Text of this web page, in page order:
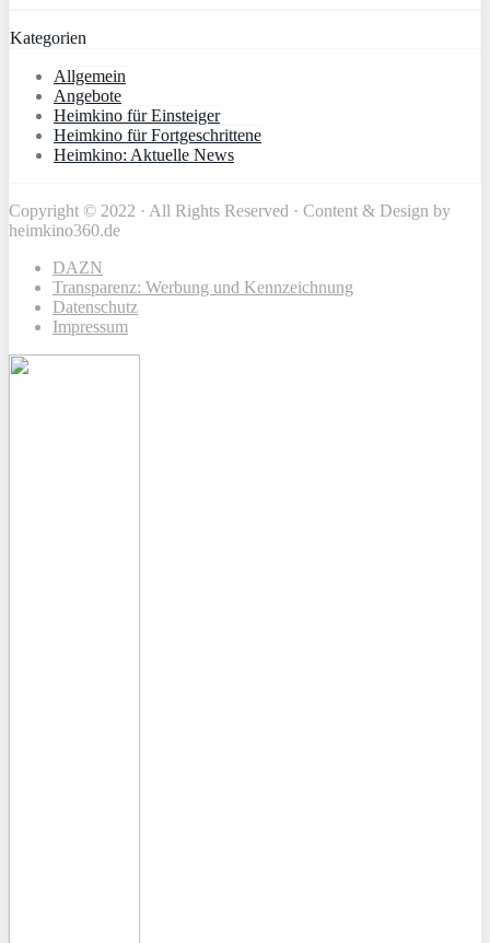
Kategorien
Allgemein
Angebote
Heimkino für Einsteiger
Heimkino für Fortgeschrittene
Heimkino: Aktuelle News
Copyright © 2022 · All Rights Reserved · Content & Design by
heimkino360.de
DAZN
Transparenz: Werbung und Kennzeichnung
Datenschutz
Impressum